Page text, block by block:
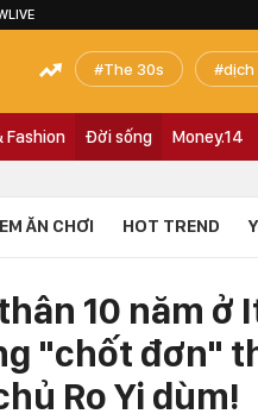
The 30s dịch
Fashion Đời sống Money.14
ĂN CHƠI HOT TREND
10 năm ở
"chốt đơn"
Ro Yi dùm!